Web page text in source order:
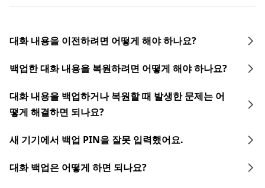
대화 내용을 이전하려면 어떻게 해야 하나요?
백업한 대화 내용을 복원하려면 어떻게 해야 하나요?
대화 내용을 백업하거나 복원할 때 발생한 문제는 어
떻게 해결하면 되나요?
새 기기에서 백업 PIN을 잘못 입력했어요.
대화 백업은 어떻게 하면 되나요?